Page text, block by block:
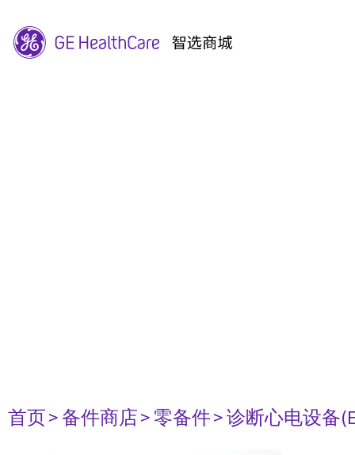
首页> 备件商店> 零备件> 诊断心电设备